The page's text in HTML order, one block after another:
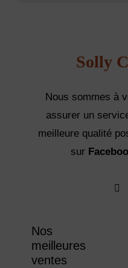
Solly
Nous sommes à
assurer un
meilleure qualité
sur
Nos
meilleures
ventes